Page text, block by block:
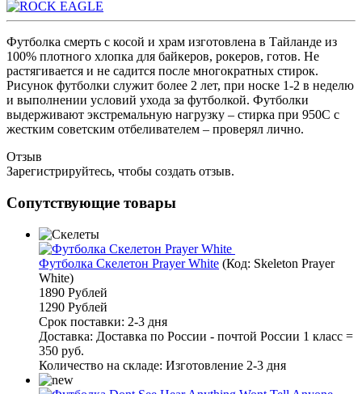
Футболка смерть с косой и храм изготовлена в Тайланде из
100% плотного хлопка для байкеров, рокеров, готов. Не
растягивается и не садится после многократных стирок.
Рисунок футболки служит более 2 лет, при носке 1-2 в неделю
и выполнении условий ухода за футболкой. Футболки
выдерживают экстремальную нагрузку – стирка при 950C c
жестким советским отбеливателем – проверял лично.
Отзыв
Зарегистрируйтесь, чтобы создать отзыв.
Сопутствующие товары
Футболка Скелетон Prayer White (Код: Skeleton Prayer
White)
1890 Рублей
1290 Рублей
Срок поставки: 2-3 дня
Доставка: Доставка по России - почтой России 1 класс =
350 руб.
Количество на складе: Изготовление 2-3 дня